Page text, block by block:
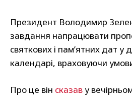
Президент Володимир
завдання напрацювати
святкових і пам’ятних дат
календарі, враховуючи
Про це він сказав у